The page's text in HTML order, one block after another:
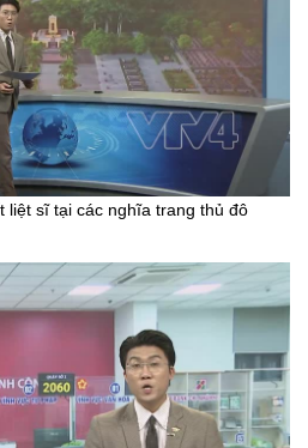
liệt sĩ tại các nghĩa trang thủ đô